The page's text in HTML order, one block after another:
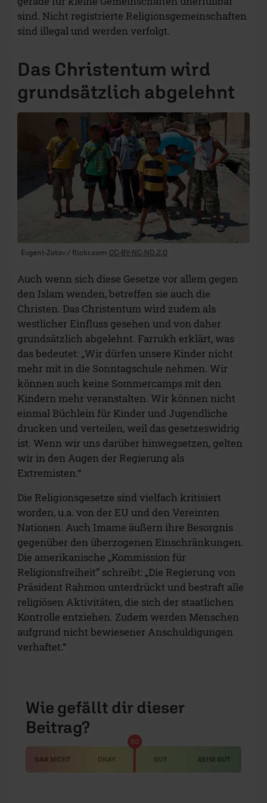
sind. Nicht registrierte Religionsgemeinschaften
sind illegal und werden verfolgt.
Das Christentum wird
grundsätzlich abgelehnt
Evgeni-Zotov / flickr.com CC-BY-NC-ND.2.0
Auch wenn sich diese Gesetze vor allem gegen
den Islam wenden, betreffen sie auch die
Christen. Das Christentum wird zudem als
westlicher Einfluss gesehen und von daher
grundsätzlich abgelehnt. Farrukh erklärt, was
das bedeutet: „Wir dürfen unsere Kinder nicht
mehr mit in die Sonntagschule nehmen. Wir
können auch keine Sommercamps mit den
Kindern mehr veranstalten. Wir können nicht
einmal Büchlein für Kinder und Jugendliche
drucken und verteilen, weil das gesetzeswidrig
ist. Wenn wir uns darüber hinwegsetzen, gelten
wir in den Augen der Regierung als
Extremisten.“
Die Religionsgesetze sind vielfach kritisiert
worden, u.a. von der EU und den Vereinten
Nationen. Auch Imame äußern ihre Besorgnis
gegenüber den überzogenen Einschränkungen.
Die amerikanische „Kommission für
Religionsfreiheit” schreibt: „Die Regierung von
Präsident Rahmon unterdrückt und bestraft alle
religiösen Aktivitäten, die sich der staatlichen
Kontrolle entziehen. Zudem werden Menschen
aufgrund nicht bewiesener Anschuldigungen
verhaftet.“
Wie gefällt dir dieser
Beitrag?
GAR NICHT OKAY GUT SEHR GUT
50